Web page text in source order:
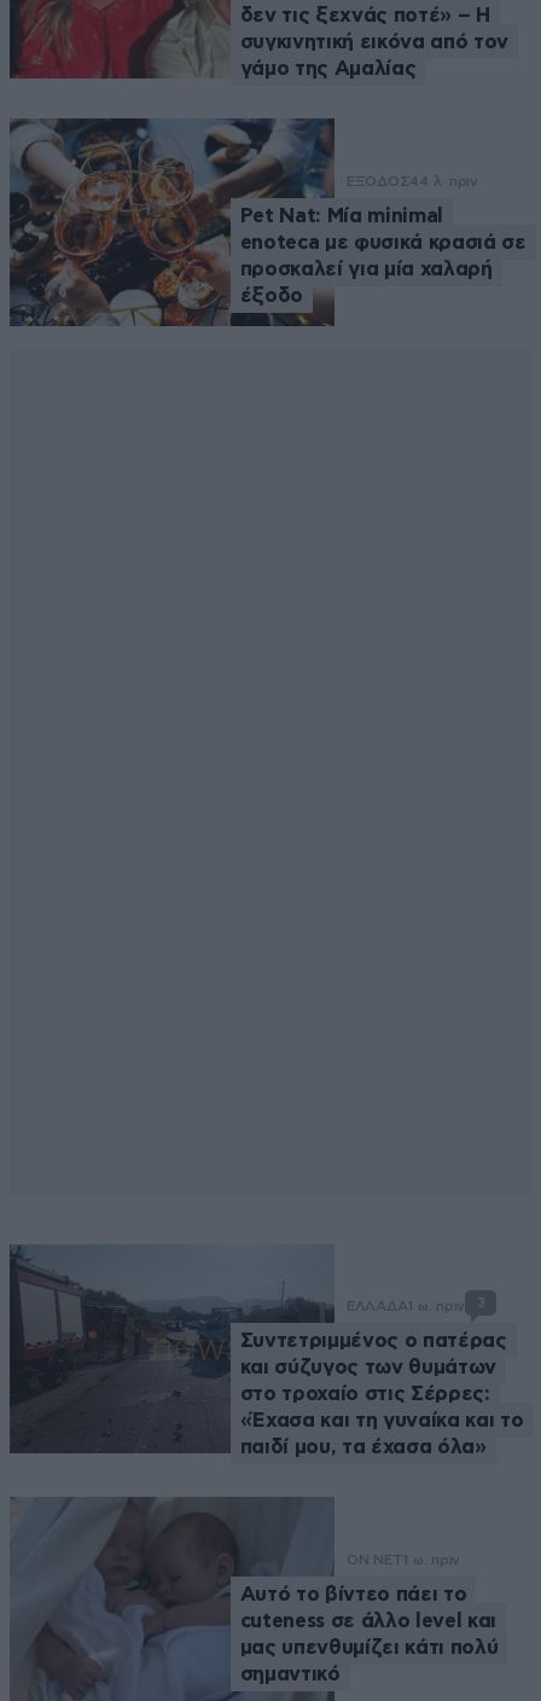
δεν τις ξεχνάς ποτέ» – Η
συγκινητική εικόνα από τον
γάμο της Αμαλίας
ΕΞΟΔΟΣ44 λ. πριν
Pet Nat: Μία minimal
enoteca με φυσικά κρασιά σε
προσκαλεί για μία χαλαρή
έξοδο
ΕΛΛΑΔΑ 1 ω. πριν 3
Συντετριμμένος ο πατέρας
και σύζυγος των θυμάτων
στο τροχαίο στις Σέρρες:
«Έχασα και τη γυναίκα και το
παιδί μου, τα έχασα όλα»
ON NET 1 ω. πριν
Αυτό το βίντεο πάει το
cuteness σε άλλο level και
μας υπενθυμίζει κάτι πολύ
σημαντικό